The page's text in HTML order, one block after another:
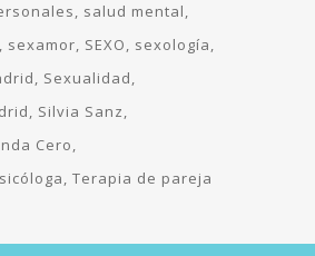
salud mental
sexamor SEXO
sexología
Sexualidad
Silvia Sanz
Cero
Terapia de pareja